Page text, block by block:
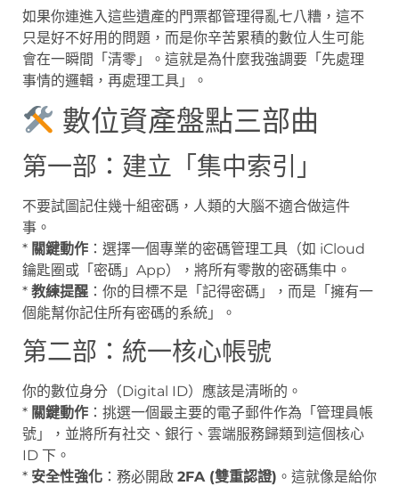
如果你連進入這些遺產的門票都管理得亂七八糟，這不
只是好不好用的問題，而是你辛苦累積的數位人生可能
會在一瞬間「清零」。這就是為什麼我強調要「先處理
事情的邏輯，再處理工具」。
數位資產盤點三部曲
第一部：建立「集中索引」
不要試圖記住幾十組密碼，人類的大腦不適合做這件
事。
* 關鍵動作 ：選擇一個專業的密碼管理工具（如 iCloud
鑰匙圈或「密碼」App），將所有零散的密碼集中。
* 教練提醒 ：你的目標不是「記得密碼」，而是「擁有一
個能幫你記住所有密碼的系統」。
第二部：統一核心帳號
你的數位身分（Digital ID）應該是清晰的。
* 關鍵動作 ：挑選一個最主要的電子郵件作為「管理員帳
號」，並將所有社交、銀行、雲端服務歸類到這個核心
ID 下。
* 安全性強化 ：務必開啟 2FA (雙重認證) 。這就像是給你